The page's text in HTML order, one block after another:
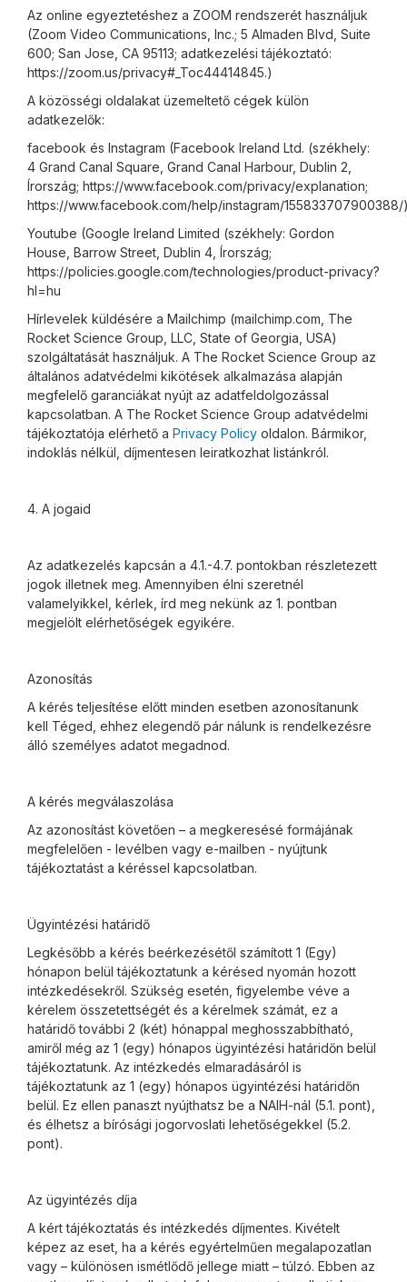
Az online egyeztetéshez a ZOOM rendszerét használjuk
(Zoom Video Communications, Inc.; 5 Almaden Blvd, Suite
600; San Jose, CA 95113; adatkezelési tájékoztató:
https://zoom.us/privacy#_Toc44414845.)
A közösségi oldalakat üzemeltető cégek külön
adatkezelők:
facebook és Instagram (Facebook Ireland Ltd. (székhely:
4 Grand Canal Square, Grand Canal Harbour, Dublin 2,
Írország; https://www.facebook.com/privacy/explanation;
https://www.facebook.com/help/instagram/155833707900388/
Youtube (Google Ireland Limited (székhely: Gordon
House, Barrow Street, Dublin 4, Írország;
https://policies.google.com/technologies/product-privacy?
hl=hu
Hírlevelek küldésére a Mailchimp (mailchimp.com, The
Rocket Science Group, LLC, State of Georgia, USA)
szolgáltatását használjuk. A The Rocket Science Group az
általános adatvédelmi kikötések alkalmazása alapján
megfelelő garanciákat nyújt az adatfeldolgozással
kapcsolatban. A The Rocket Science Group adatvédelmi
tájékoztatója elérhető a Privacy Policy oldalon. Bármikor,
indoklás nélkül, díjmentesen leiratkozhat listánkról.
4. A jogaid
Az adatkezelés kapcsán a 4.1.-4.7. pontokban részletezett
jogok illetnek meg. Amennyiben élni szeretnél
valamelyikkel, kérlek, írd meg nekünk az 1. pontban
megjelölt elérhetőségek egyikére.
Azonosítás
A kérés teljesítése előtt minden esetben azonosítanunk
kell Téged, ehhez elegendő pár nálunk is rendelkezésre
álló személyes adatot megadnod.
A kérés megválaszolása
Az azonosítást követően – a megkeresésé formájának
megfelelően - levélben vagy e-mailben - nyújtunk
tájékoztatást a kéréssel kapcsolatban.
Ügyintézési határidő
Legkésőbb a kérés beérkezésétől számított 1 (Egy)
hónapon belül tájékoztatunk a kérésed nyomán hozott
intézkedésekről. Szükség esetén, figyelembe véve a
kérelem összetettségét és a kérelmek számát, ez a
határidő további 2 (két) hónappal meghosszabbítható,
amiről még az 1 (egy) hónapos ügyintézési határidőn belül
tájékoztatunk. Az intézkedés elmaradásáról is
tájékoztatunk az 1 (egy) hónapos ügyintézési határidőn
belül. Ez ellen panaszt nyújthatsz be a NAIH-nál (5.1. pont),
és élhetsz a bírósági jogorvoslati lehetőségekkel (5.2.
pont).
Az ügyintézés díja
A kért tájékoztatás és intézkedés díjmentes. Kivételt
képez az eset, ha a kérés egyértelműen megalapozatlan
vagy – különösen ismétlődő jellege miatt – túlzó. Ebben az